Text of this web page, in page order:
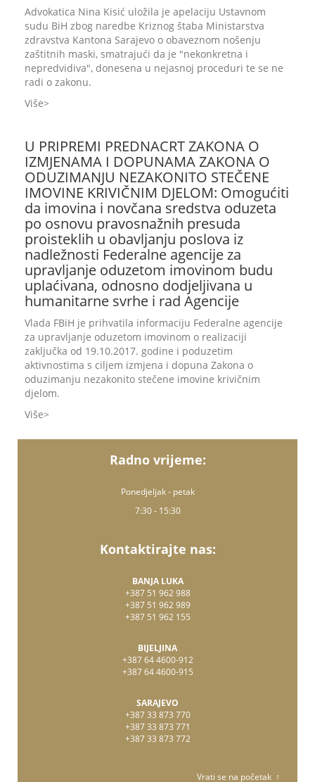
Advokatica Nina Kisić uložila je apelaciju Ustavnom
sudu BiH zbog naredbe Kriznog štaba Ministarstva
zdravstva Kantona Sarajevo o obaveznom nošenju
zaštitnih maski, smatrajući da je "nekonkretna i
nepredvidiva", donesena u nejasnoj proceduri te se ne
radi o zakonu.
Više
U PRIPREMI PREDNACRT ZAKONA O
IZMJENAMA I DOPUNAMA ZAKONA O
ODUZIMANJU NEZAKONITO STEČENE
IMOVINE KRIVIČNIM DJELOM: Omogućiti
da imovina i novčana sredstva oduzeta
po osnovu pravosnažnih presuda
proisteklih u obavljanju poslova iz
nadležnosti Federalne agencije za
upravljanje oduzetom imovinom budu
uplaćivana, odnosno dodjeljivana u
humanitarne svrhe i rad Agencije
Vlada FBiH je prihvatila informaciju Federalne agencije
za upravljanje oduzetom imovinom o realizaciji
zaključka od 19.10.2017. godine i poduzetim
aktivnostima s ciljem izmjena i dopuna Zakona o
oduzimanju nezakonito stečene imovine krivičnim
djelom.
Više
Radno vrijeme:
Ponedjeljak - petak
7:30 - 15:30
Kontaktirajte nas:
BANJA LUKA
+387 51 962 988
+387 51 962 989
+387 51 962 155
BIJELJINA
+387 64 4600-912
+387 64 4600-915
SARAJEVO
+387 33 873 770
+387 33 873 771
+387 33 873 772
Vrati se na početak ↑